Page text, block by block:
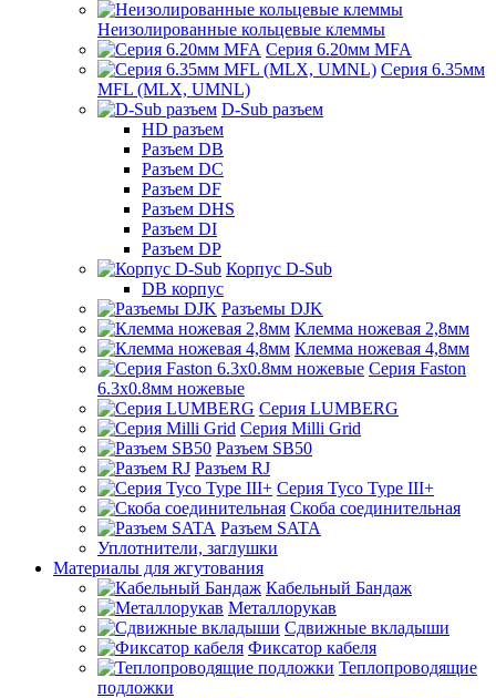
Неизолированные кольцевые клеммы
Серия 6.20мм MFA
Серия 6.35мм
MFL (MLX, UMNL)
D-Sub разъем
HD разъем
Разъем DB
Разъем DC
Разъем DF
Разъем DHS
Разъем DI
Разъем DP
Корпус D-Sub
DB корпус
Разъемы DJK
Клемма ножевая 2,8мм
Клемма ножевая 4,8мм
Серия Faston
6.3х0.8мм ножевые
Серия LUMBERG
Серия Milli Grid
Разъем SB50
Разъем RJ
Серия Tyco Type III+
Скоба соединительная
Разъем SATA
Уплотнители, заглушки
Материалы для жгутования
Кабельный Бандаж
Металлорукав
Сдвижные вкладыши
Фиксатор кабеля
Теплопроводящие
подложки